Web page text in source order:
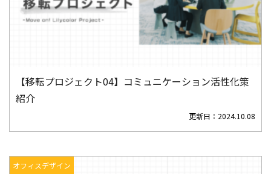
【移転プロジェクト04】コミュニケーション活性化策
紹介
更新日： 2024.10.08
オフィスデザイン